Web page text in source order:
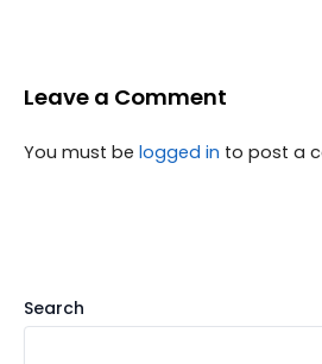
Leave a Comment
You must be logged in to post a
Search